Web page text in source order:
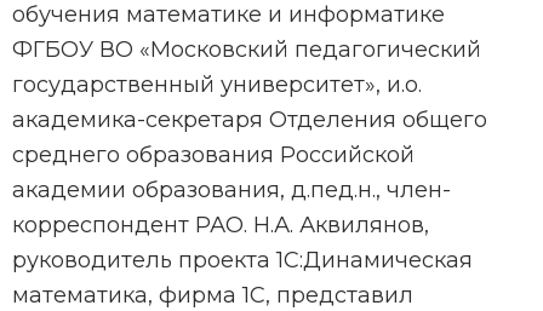
обучения математике и информатике
ФГБОУ ВО «Московский педагогический
государственный университет», и.о.
академика-секретаря Отделения общего
среднего образования Российской
академии образования, д.пед.н., член-
корреспондент РАО. Н.А. Аквилянов,
руководитель проекта 1С:Динамическая
математика, фирма 1С, представил